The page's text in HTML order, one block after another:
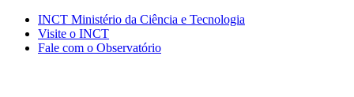
Conteúdo principal Menu principal Rodapé
INCT Ministério da Ciência e Tecnologia
Visite o INCT
Fale com o Observatório